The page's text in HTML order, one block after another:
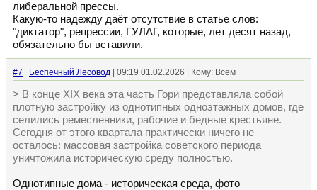
либеральной прессы.
Какую-то надежду даёт отсутствие в статье слов:
"диктатор", репрессии, ГУЛАГ, которые, лет десят назад,
обязательно бы вставили.
#7 Беспечный Лесовод | 09:19 01.02.2026 | Кому: Всем
> В конце XIX века эта часть Гори представляла собой
плотную застройку из однотипных одноэтажных домов, где
селились ремесленники, рабочие и бедные крестьяне.
Сегодня от этого квартала практически ничего не
осталось: массовая застройка советского периода
уничтожила историческую среду полностью.
Однотипные дома - историческая среда, фото